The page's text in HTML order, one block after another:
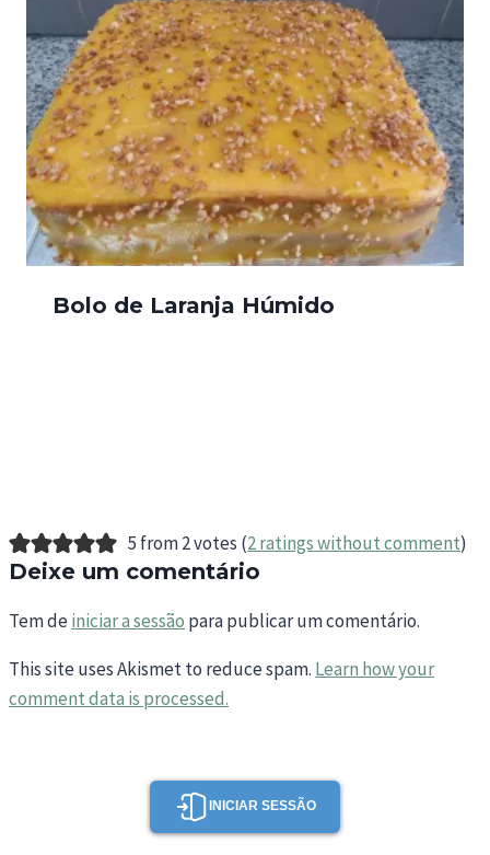
Bolo de Laranja Húmido
5 from 2 votes (2 ratings without comment)
Deixe um comentário
Tem deiniciar a sessão para publicar um comentário.
This site uses Akismet to reduce spam. Learn how your
comment data is processed.
INICIAR SESSÃO